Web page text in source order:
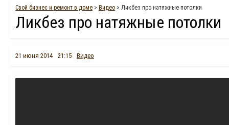
Свой бизнес и ремонт в доме > Видео > Ликбез про натяжные потолки
Ликбез про натяжные потолки
21 июня 2014 21:15 Видео